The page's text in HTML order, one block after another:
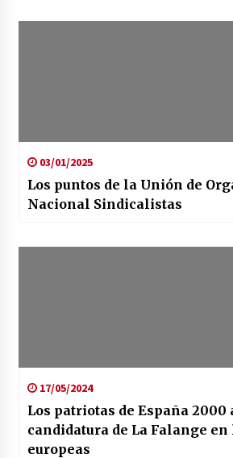
03/01/2025
Los puntos de la Unión de
Nacional Sindicalistas
17/05/2024
Los patriotas de España 2000
candidatura de La Falange
europeas